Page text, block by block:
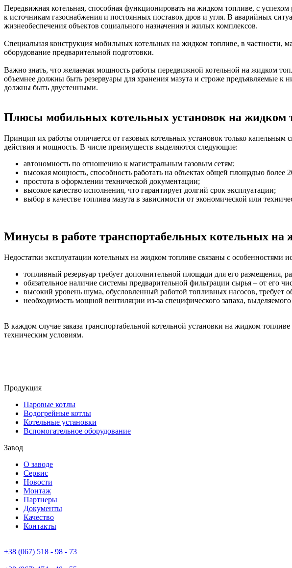
Передвижная котельная, способная функционировать на жидком топливе, с
к источникам газоснабжения и постоянных поставок дров и угля. В аварийных
жизнеобеспечения объектов социального назначения и жилых комплексов.
Специальная конструкция мобильных котельных на жидком топливе, в частности,
оборудование предварительной подготовки.
Важно знать, что желаемая мощность работы передвижной котельной на жидком
объемнее должны быть резервуары для хранения мазута и строже предъявляемые
должны быть двустенными.
Плюсы мобильных котельных установок на жидком
Принцип их работы отличается от газовых котельных установок только
действия и мощность. В числе преимуществ выделяются следующие:
автономность по отношению к магистральным газовым сетям;
высокая мощность, способность работать на объектах общей площадью более
простота в оформлении технической документации;
высокое качество исполнения, что гарантирует долгий срок эксплуатации;
выбор в качестве топлива мазута в зависимости от экономической или
Минусы в работе транспортабельных котельных на
Недостатки эксплуатации котельных на жидком топливе связаны с особенностями
топливный резервуар требует дополнительной площади для его размещения,
обязательное наличие системы предварительной фильтрации сырья – от его
высокий уровень шума, обусловленный работой топливных насосов, требует
необходимость мощной вентиляции из-за специфического запаха,
В каждом случае заказа транспортабельной котельной установки на жидком
техническим условиям.
Продукция
Паровые котлы
Водогрейные котлы
Котельные установки
Вспомогательное оборудование
Завод
О заводе
Сервис
Новости
Монтаж
Партнеры
Документы
Качество
Контакты
+38 (067) 518 - 98 - 73